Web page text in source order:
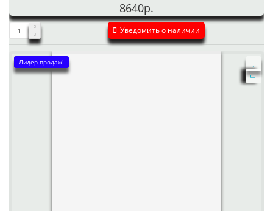
8640р.
Уведомить о наличии
Лидер продаж!